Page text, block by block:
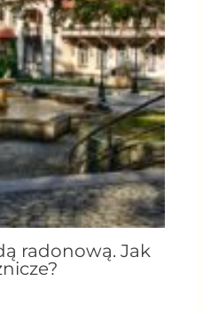
radonową. Jak